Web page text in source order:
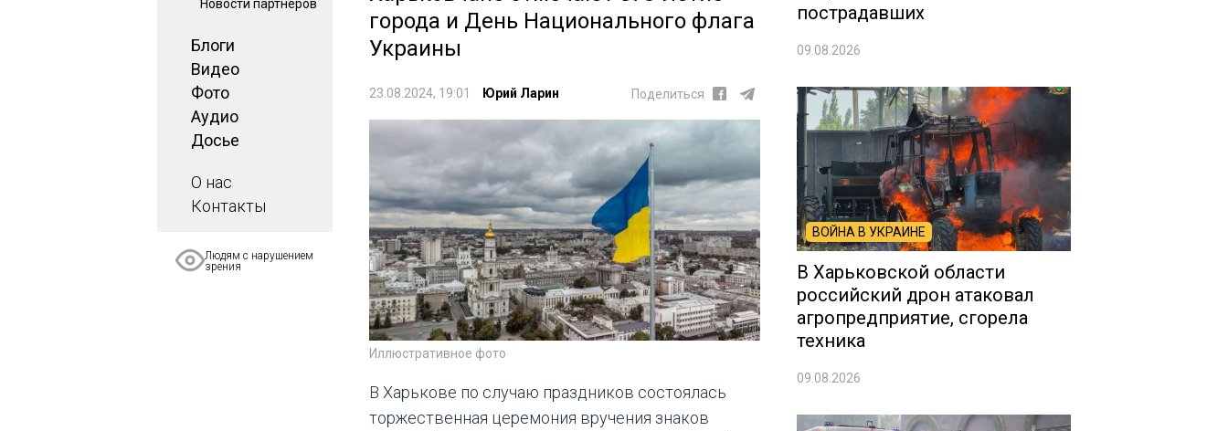
Новости партнеров
Блоги
Видео
Фото
Аудио
Досье
О нас
Контакты
Людям с нарушением
зрения
города и День Национального флага
Украины
23.08.2024, 19:01 Юрий Ларин Поделиться
Иллюстративное фото
В Харькове по случаю праздников состоялась
торжественная церемония вручения знаков
пострадавших
09.08.2026
ВОЙНА В УКРАИНЕ
В Харьковской области
российский дрон атаковал
агропредприятие, сгорела
техника
09.08.2026